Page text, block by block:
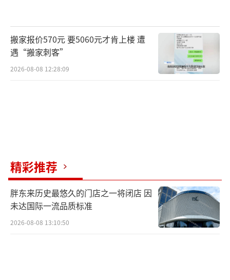
搬家报价570元 要5060元才肯上楼 遭
遇“搬家刺客”
2026-08-08 12:28:09
精彩推荐
胖东来历史最悠久的门店之一将闭店 因
未达国际一流品质标准
2026-08-08 13:10:50